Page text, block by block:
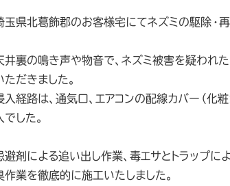
玉県北葛飾郡のお客様宅にてネズミの駆除・
井裏の鳴き声や物音で、ネズミ被害を疑われ
ただきました。
入経路は、通気口、エアコンの配線カバー（化
でした。
避剤による追い出し作業、毒エサとトラップ
作業を徹底的に施工いたしました。